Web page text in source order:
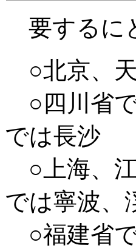
要するに
○北京、
○四川省
では長沙
○上海、江
では寧波、
○福建省